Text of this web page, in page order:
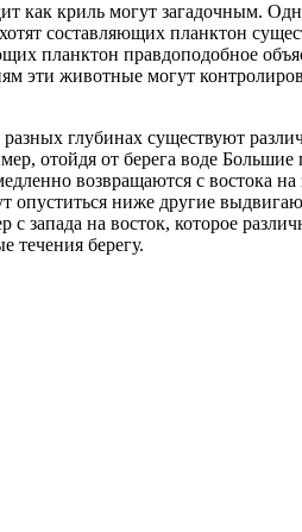
как криль могут загадочным.
составляющих планктон
планктон правдоподобное
эти животные могут
разных глубинах существуют
отойдя от берега воде Большие
возвращаются с востока
опуститься ниже другие
с запада на восток, которое
течения берегу.